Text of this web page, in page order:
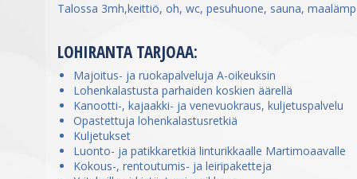
Talossa 3mh,keittiö, oh, wc, pesuhuone, sauna,
LOHIRANTA TARJOAA:
Majoitus- ja ruokapalveluja A-oikeuksin
Lohenkalastusta parhaiden koskien äärellä
Kanootti-, kajaakki- ja venevuokraus, kuljetuspalvelu
Opastettuja lohenkalastusretkiä
Kuljetukset
Luonto- ja patikkaretkiä linturikkaalle Martimoaavalle
Kokous-, rentoutumis- ja leiripaketteja